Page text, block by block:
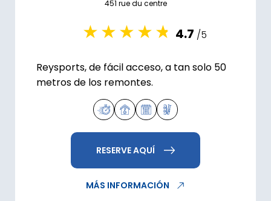
451 rue du centre
4.7 /5
Reysports, de fácil acceso, a tan solo 50
metros de los remontes.
RESERVE AQUÍ
MÁS INFORMACIÓN